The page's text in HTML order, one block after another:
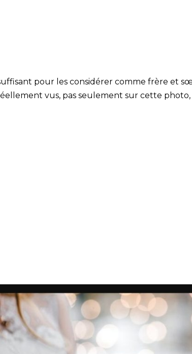
pour les considérer comme frère et
vus, pas seulement sur cette photo,